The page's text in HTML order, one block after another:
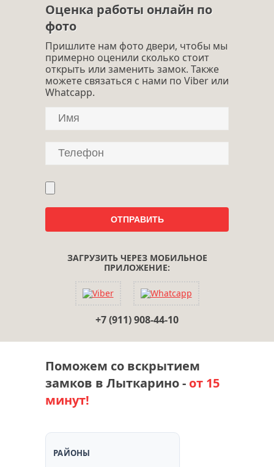
Оценка работы онлайн по
фото
Пришлите нам фото двери, чтобы мы
примерно оценили сколько стоит
открыть или заменить замок. Также
можете связаться с нами по Viber или
Whatcapp.
ЗАГРУЗИТЬ ЧЕРЕЗ МОБИЛЬНОЕ
ПРИЛОЖЕНИЕ:
+7 (911) 908-44-10
Поможем со вскрытием
замков в Лыткарино - от 15
минут!
РАЙОНЫ